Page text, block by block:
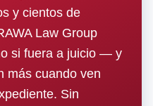
y cientos de
Law Group
si fuera a juicio — y
más cuando ven
Sin